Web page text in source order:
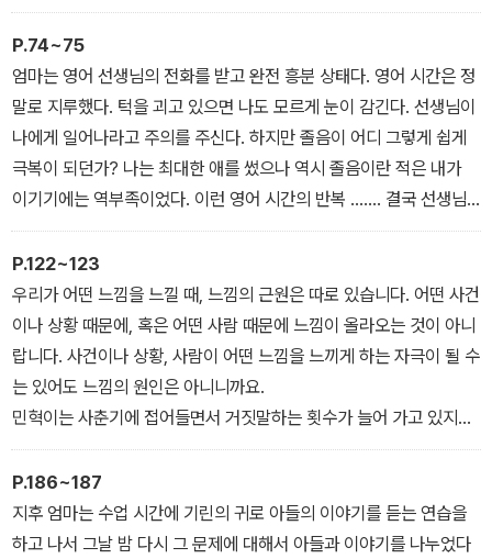
P.74~75
엄마는 영어 선생님의 전화를 받고 완전 흥분 상태다. 영어 시간은 정
말로 지루했다. 턱을 괴고 있으면 나도 모르게 눈이 감긴다. 선생님이
나에게 일어나라고 주의를 주신다. 하지만 졸음이 어디 그렇게 쉽게
극복이 되던가? 나는 최대한 애를 썼으나 역시 졸음이란 적은 내가
이기기에는 역부족이었다. 이런 영어 시간의 반복 ……. 결국 선생님
은 나더러 나와서 '엎드려뻗쳐'를 하라고 하셨다.
- <관찰: |아이의 일기| 재미없는데 어쩌라고?> 중에서
P.122~123
우리가 어떤 느낌을 느낄 때, 느낌의 근원은 따로 있습니다. 어떤 사건
이나 상황 때문에, 혹은 어떤 사람 때문에 느낌이 올라오는 것이 아니
랍니다. 사건이나 상황, 사람이 어떤 느낌을 느끼게 하는 자극이 될 수
는 있어도 느낌의 원인은 아니니까요.
민혁이는 사춘기에 접어들면서 거짓말하는 횟수가 늘어 가고 있지
요? 아들의 거짓말을 알아차릴 때마다 엄마가 속상하고 서글프시겠
네요. 이때 속상하고 서글퍼진 원인이 민혁이의 거짓말이라고 생각하
기 쉽습니다. 하지만, 그 느낌의 원인은 자녀와 신뢰 관계를 쌓고 싶
고, 진정성을 가지고 소통하고 싶은 엄마의 욕구에 있습니다.
P.186~187
지후 엄마는 수업 시간에 기린의 귀로 아들의 이야기를 듣는 연습을
하고 나서 그날 밤 다시 그 문제에 대해서 아들과 이야기를 나누었다